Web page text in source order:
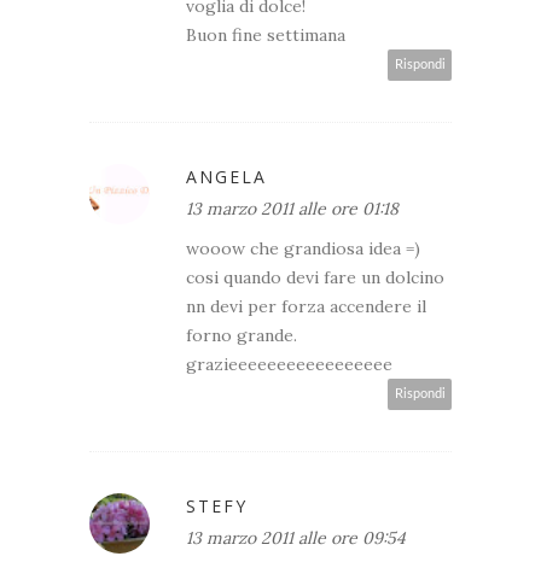
voglia di dolce!
Buon fine settimana
Rispondi
ANGELA
13 marzo 2011 alle ore 01:18
wooow che grandiosa idea =)
cosi quando devi fare un dolcino
nn devi per forza accendere il
forno grande.
grazieeeeeeeeeeeeeeeee
Rispondi
STEFY
13 marzo 2011 alle ore 09:54